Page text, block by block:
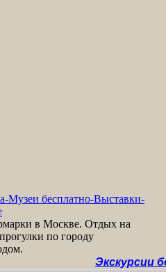
Музеи бесплатно-Выставки-
в Москве. Отдых на
по городу
Экскурсии